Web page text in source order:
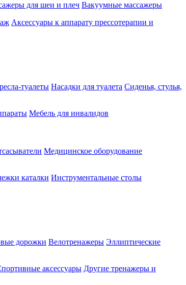
для шеи и плеч Вакуумные массажеры
Аксессуары к аппарату прессотерапии и
туалеты Насадки для туалета Сиденья, стулья,
Мебель для инвалидов
Медицинское оборудование
каталки Инструментальные столы
дорожки Велотренажеры Эллиптические
аксессуары Другие тренажеры и